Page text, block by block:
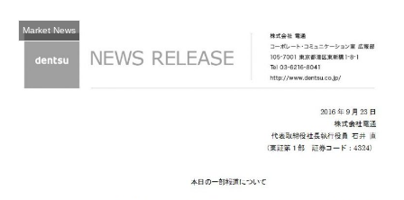
Market News